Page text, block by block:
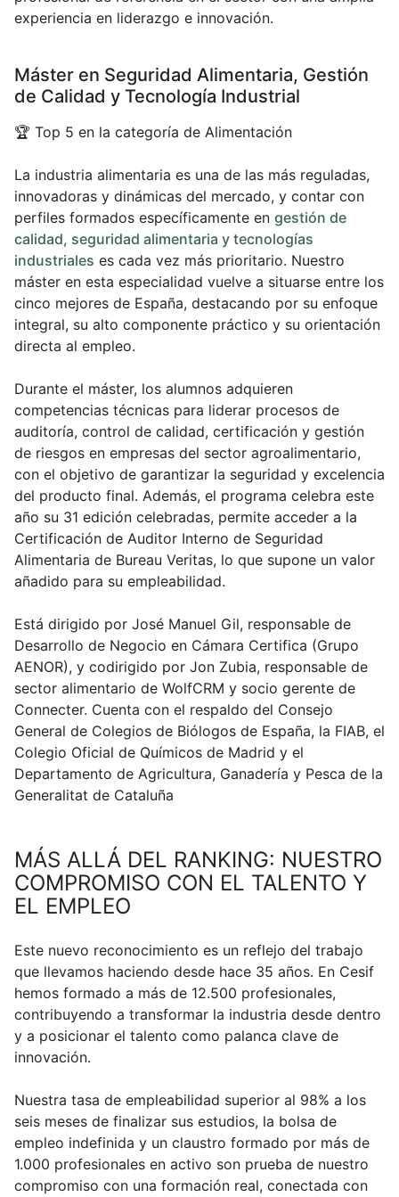
experiencia en liderazgo e innovación.
Máster en Seguridad Alimentaria, Gestión
de Calidad y Tecnología Industrial
🏆 Top 5 en la categoría de Alimentación
La industria alimentaria es una de las más reguladas,
innovadoras y dinámicas del mercado, y contar con
perfiles formados específicamente en gestión de
calidad, seguridad alimentaria y tecnologías
industriales es cada vez más prioritario. Nuestro
máster en esta especialidad vuelve a situarse entre los
cinco mejores de España, destacando por su enfoque
integral, su alto componente práctico y su orientación
directa al empleo.
Durante el máster, los alumnos adquieren
competencias técnicas para liderar procesos de
auditoría, control de calidad, certificación y gestión
de riesgos en empresas del sector agroalimentario,
con el objetivo de garantizar la seguridad y excelencia
del producto final. Además, el programa celebra este
año su 31 edición celebradas, permite acceder a la
Certificación de Auditor Interno de Seguridad
Alimentaria de Bureau Veritas, lo que supone un valor
añadido para su empleabilidad.
Está dirigido por José Manuel Gil, responsable de
Desarrollo de Negocio en Cámara Certifica (Grupo
AENOR), y codirigido por Jon Zubia, responsable de
sector alimentario de WolfCRM y socio gerente de
Connecter. Cuenta con el respaldo del Consejo
General de Colegios de Biólogos de España, la FIAB, el
Colegio Oficial de Químicos de Madrid y el
Departamento de Agricultura, Ganadería y Pesca de la
Generalitat de Cataluña
MÁS ALLÁ DEL RANKING: NUESTRO
COMPROMISO CON EL TALENTO Y
EL EMPLEO
Este nuevo reconocimiento es un reflejo del trabajo
que llevamos haciendo desde hace 35 años. En Cesif
hemos formado a más de 12.500 profesionales,
contribuyendo a transformar la industria desde dentro
y a posicionar el talento como palanca clave de
innovación.
Nuestra tasa de empleabilidad superior al 98% a los
seis meses de finalizar sus estudios, la bolsa de
empleo indefinida y un claustro formado por más de
1.000 profesionales en activo son prueba de nuestro
compromiso con una formación real, conectada con